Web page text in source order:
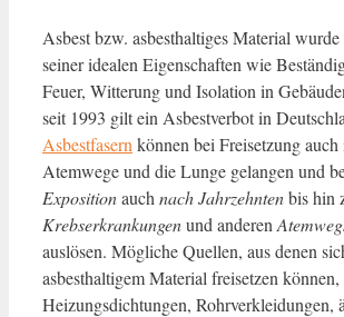
Asbest bzw. asbesthaltiges Material
seiner idealen Eigenschaften wie
Feuer, Witterung und Isolation in
seit 1993 gilt ein Asbestverbot in
Asbestfasern können bei Freisetzung
Atemwege und die Lunge gelangen und
Expositionauch nach Jahrzehntenbis hin
Krebserkrankungenund anderen
auslösen. Mögliche Quellen, aus denen
asbesthaltigem Material freisetzen können,
Heizungsdichtungen, Rohrverkleidungen,